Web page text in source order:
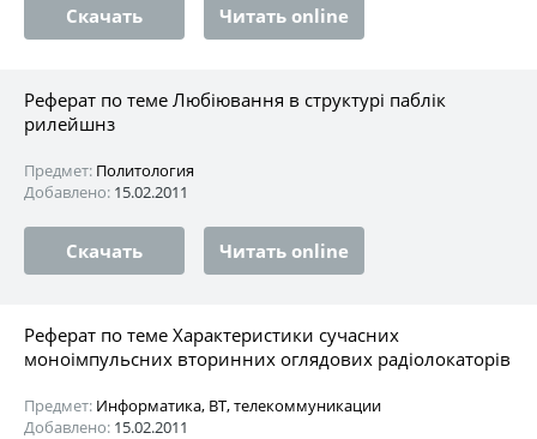
Скачать Читать online
Реферат по теме Любіювання в структурі паблік
рилейшнз
Предмет: Политология
Добавлено: 15.02.2011
Скачать Читать online
Реферат по теме Характеристики сучасних
моноімпульсних вторинних оглядових радіолокаторів
Предмет: Информатика, ВТ, телекоммуникации
Добавлено: 15.02.2011